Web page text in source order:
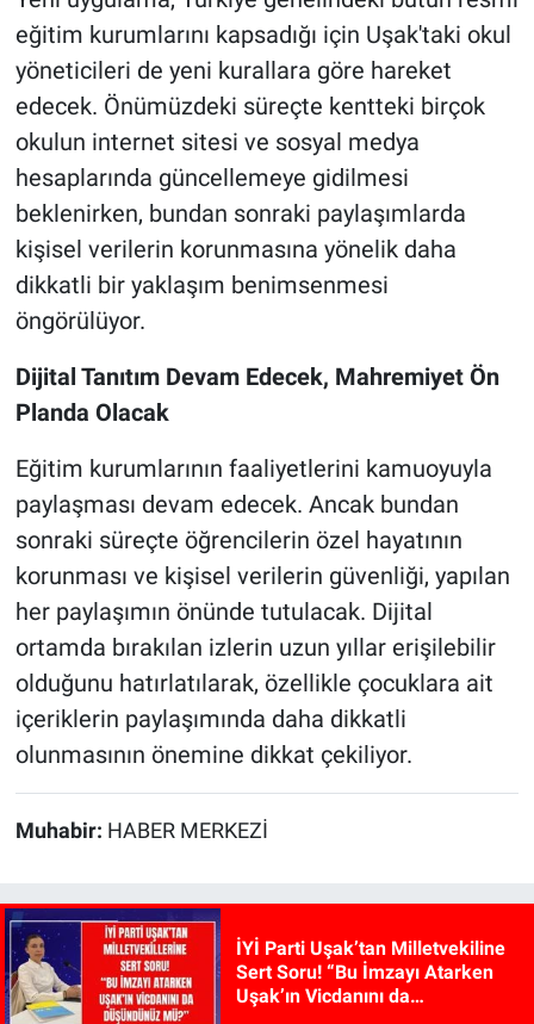
eğitim kurumlarını kapsadığı için Uşak'taki okul
yöneticileri de yeni kurallara göre hareket
edecek. Önümüzdeki süreçte kentteki birçok
okulun internet sitesi ve sosyal medya
hesaplarında güncellemeye gidilmesi
beklenirken, bundan sonraki paylaşımlarda
kişisel verilerin korunmasına yönelik daha
dikkatli bir yaklaşım benimsenmesi
öngörülüyor.
Dijital Tanıtım Devam Edecek, Mahremiyet Ön
Planda Olacak
Eğitim kurumlarının faaliyetlerini kamuoyuyla
paylaşması devam edecek. Ancak bundan
sonraki süreçte öğrencilerin özel hayatının
korunması ve kişisel verilerin güvenliği, yapılan
her paylaşımın önünde tutulacak. Dijital
ortamda bırakılan izlerin uzun yıllar erişilebilir
olduğunu hatırlatılarak, özellikle çocuklara ait
içeriklerin paylaşımında daha dikkatli
olunmasının önemine dikkat çekiliyor.
Muhabir: HABER MERKEZİ
İYİ Parti Uşak’tan Milletvekiline
Sert Soru! “Bu İmzayı Atarken
Uşak’ın Vicdanını da